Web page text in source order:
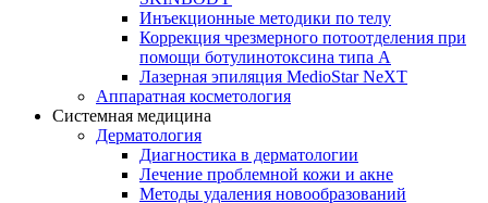
Инъекционные методики по телу
Коррекция чрезмерного потоотделения при
помощи ботулинотоксина типа А
Лазерная эпиляция MedioStar NeXT
Аппаратная косметология
Системная медицина
Дерматология
Диагностика в дерматологии
Лечение проблемной кожи и акне
Методы удаления новообразований